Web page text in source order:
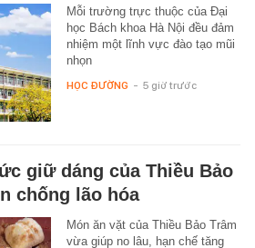
Mỗi trường trực thuộc của Đại
học Bách khoa Hà Nội đều đảm
nhiệm một lĩnh vực đào tạo mũi
nhọn
HỌC ĐƯỜNG - 5 giờ trước
giữ dáng của Thiều Bảo
chống lão hóa
Món ăn vặt của Thiều Bảo Trâm
vừa giúp no lâu, hạn chế tăng